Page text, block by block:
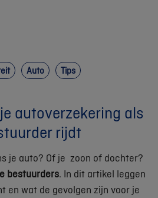
Auto Tips
autoverzekering als
rijdt
je auto? Of je zoon of dochter?
bestuurders. In dit artikel leggen
en wat de gevolgen zijn voor je